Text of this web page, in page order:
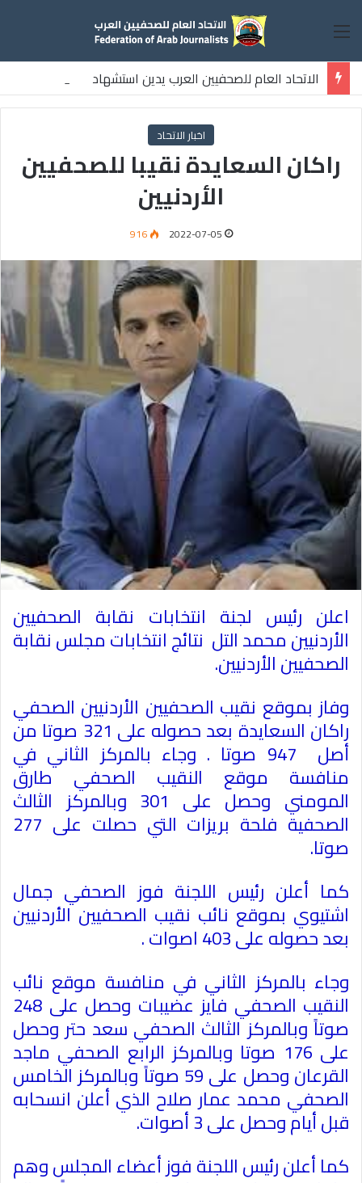
القائمة
الاتحاد العام للصحفيين العرب يدين استشهاد
ثلاثة صحفيين فلسطينيين باستهداف إسرائيلي وسط قطاع غزة
اخبار الاتحاد
راكان السعايدة نقيبا للصحفيين
الأردنيين
2022-07-05
916
اعلن رئيس لجنة انتخابات نقابة الصحفيين
الأردنيين محمد التل نتائج انتخابات مجلس نقابة
الصحفيين الأردنيين.
وفاز بموقع نقيب الصحفيين الأردنيين الصحفي
راكان السعايدة بعد حصوله على 321 صوتا من
أصل 947 صوتا . وجاء بالمركز الثاني في
منافسة موقع النقيب الصحفي طارق
المومني وحصل على 301 وبالمركز الثالث
الصحفية فلحة بريزات التي حصلت على 277
صوتا.
كما أعلن رئيس اللجنة فوز الصحفي جمال
اشتيوي بموقع نائب نقيب الصحفيين الأردنيين
بعد حصوله على 403 اصوات .
وجاء بالمركز الثاني في منافسة موقع نائب
النقيب الصحفي فايز عضيبات وحصل على 248
صوتاً وبالمركز الثالث الصحفي سعد حتر وحصل
على 176 صوتا وبالمركز الرابع الصحفي ماجد
القرعان وحصل على 59 صوتاً وبالمركز الخامس
الصحفي محمد عمار صلاح الذي أعلن انسحابه
قبل أيام وحصل على 3 أصوات.
كما أعلن رئيس اللجنة فوز أعضاء المجلس وهم